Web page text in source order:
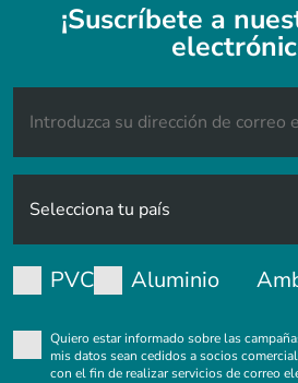
¡Suscríbete a
PVC Aluminio
Quiero estar informado sobre las
mis datos sean cedidos a socios
con el fin de realizar servicios de correo